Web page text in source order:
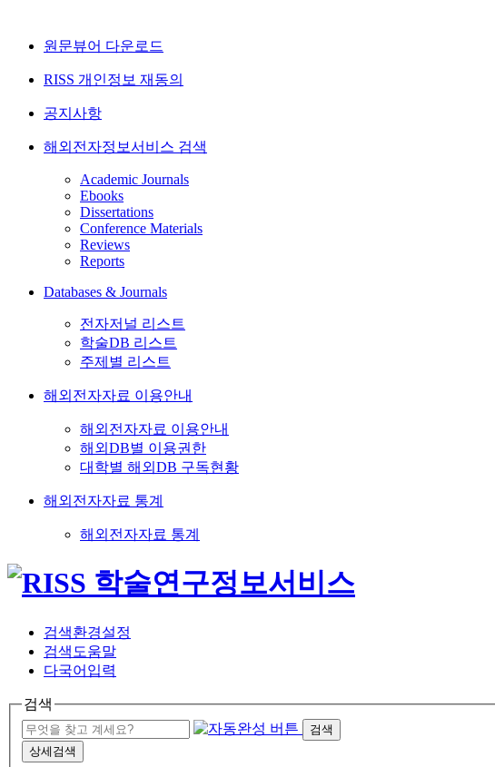
원문뷰어 다운로드
RISS 개인정보 재동의
공지사항
해외전자정보서비스 검색
Academic Journals
Ebooks
Dissertations
Conference Materials
Reviews
Reports
Databases & Journals
전자저널 리스트
학술DB 리스트
주제별 리스트
해외전자자료 이용안내
해외전자자료 이용안내
해외DB별 이용권한
대학별 해외DB 구독현황
해외전자자료 통계
해외전자자료 통계
검색환경설정
검색도움말
다국어입력
검색
검색
상세검색